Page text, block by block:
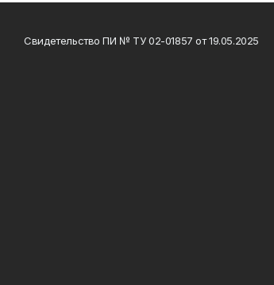
Свидетельство ПИ № ТУ 02-01857 от 19.05.2025